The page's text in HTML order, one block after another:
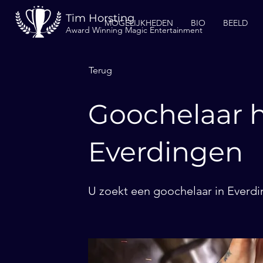
Tim Horsting
Award Winning Magic Entertainment
MOGELIJKHEDEN BIO BEELD
Terug
Goochelaar
Everdingen
U zoekt een goochelaar in